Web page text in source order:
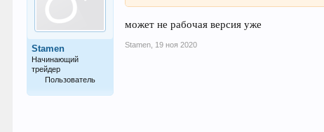
Stamen
Начинающий
трейдер
Пользователь
может не рабочая версия уже
Stamen 19 ноя 2020